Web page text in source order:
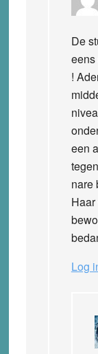
De
eens
!
een
nare
Log